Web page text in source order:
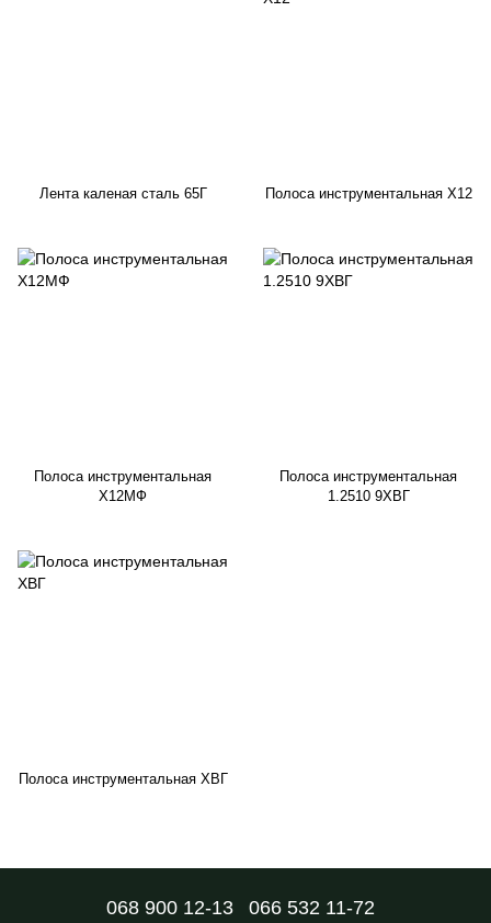
Лента каленая сталь 65Г Полоса инструментальная Х12
Полоса инструментальная
Х12МФ
Полоса инструментальная
1.2510 9ХВГ
Полоса инструментальная ХВГ
068 900 12-13 066 532 11-72